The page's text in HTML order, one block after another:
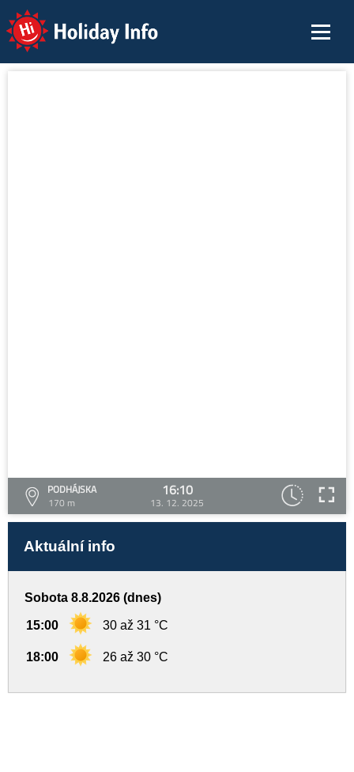
Holiday Info
PODHÁJSKA
170 m
16:10
13. 12. 2025
Aktuální info
Sobota 8.8.2026 (dnes)
15:00 30 až 31 °C
18:00 26 až 30 °C